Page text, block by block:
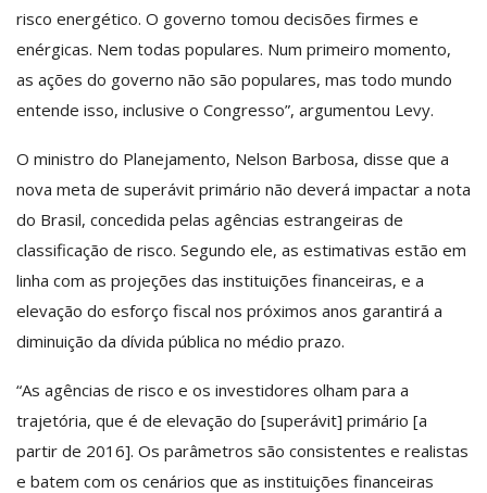
risco energético. O governo tomou decisões firmes e
enérgicas. Nem todas populares. Num primeiro momento,
as ações do governo não são populares, mas todo mundo
entende isso, inclusive o Congresso”, argumentou Levy.
O ministro do Planejamento, Nelson Barbosa, disse que a
nova meta de superávit primário não deverá impactar a nota
do Brasil, concedida pelas agências estrangeiras de
classificação de risco. Segundo ele, as estimativas estão em
linha com as projeções das instituições financeiras, e a
elevação do esforço fiscal nos próximos anos garantirá a
diminuição da dívida pública no médio prazo.
“As agências de risco e os investidores olham para a
trajetória, que é de elevação do [superávit] primário [a
partir de 2016]. Os parâmetros são consistentes e realistas
e batem com os cenários que as instituições financeiras